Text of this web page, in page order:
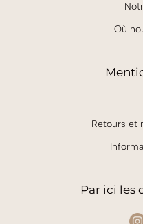
Où
Retours et
Par ici les